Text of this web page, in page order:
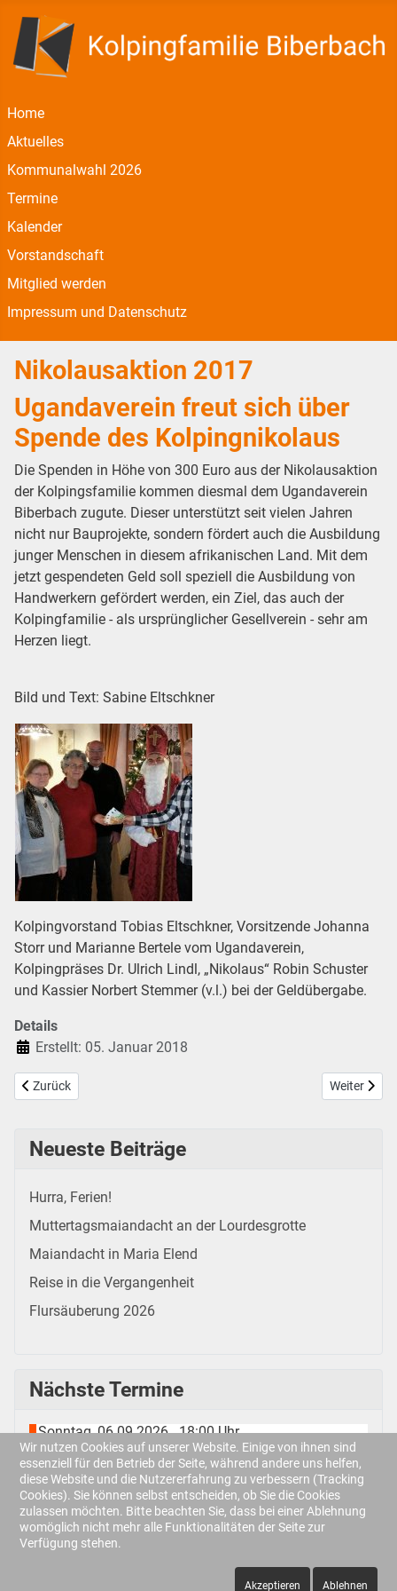
Home
Aktuelles
Kommunalwahl 2026
Termine
Kalender
Vorstandschaft
Mitglied werden
Impressum und Datenschutz
Neueste Beiträge
Hurra, Ferien!
Muttertagsmaiandacht an der Lourdesgrotte
Maiandacht in Maria Elend
Reise in die Vergangenheit
Flursäuberung 2026
Nächste Termine
Sonntag, 06.09.2026-18:00 Uhr
Männerstammtisch
Sonntag, 13.09.2026
Kolping-Kreuz-Fest
Samstag, 19.09.2026
Altpapiersammlung
Nikolausaktion 2017
Ugandaverein freut sich über
Spende des Kolpingnikolaus
Die Spenden in Höhe von 300 Euro aus der Nikolausaktion
der Kolpingsfamilie kommen diesmal dem Ugandaverein
Biberbach zugute. Dieser unterstützt seit vielen Jahren
nicht nur Bauprojekte, sondern fördert auch die Ausbildung
junger Menschen in diesem afrikanischen Land. Mit dem
jetzt gespendeten Geld soll speziell die Ausbildung von
Handwerkern gefördert werden, ein Ziel, das auch der
Kolpingfamilie - als ursprünglicher Gesellverein - sehr am
Herzen liegt.
Bild und Text: Sabine Eltschkner
Kolpingvorstand Tobias Eltschkner, Vorsitzende Johanna
Storr und Marianne Bertele vom Ugandaverein,
Kolpingpräses Dr. Ulrich Lindl, „Nikolaus“ Robin Schuster
und Kassier Norbert Stemmer (v.l.) bei der Geldübergabe.
Details
Erstellt: 05. Januar 2018
Vorheriger Beitrag: Mitgliederversammlung 2018
Zurück Nächster
Weiter
Wir nutzen Cookies auf unserer Website. Einige von ihnen sind
essenziell für den Betrieb der Seite, während andere uns helfen,
diese Website und die Nutzererfahrung zu verbessern (Tracking
Cookies). Sie können selbst entscheiden, ob Sie die Cookies
zulassen möchten. Bitte beachten Sie, dass bei einer Ablehnung
womöglich nicht mehr alle Funktionalitäten der Seite zur
Verfügung stehen.
Akzeptieren Ablehnen